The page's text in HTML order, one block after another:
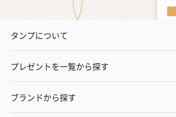
タンプについて
プレゼントを一覧から探す
ブランドから探す